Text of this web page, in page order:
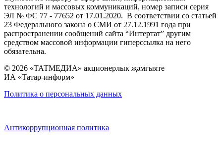
технологий и массовых коммуникаций, номер записи серия
ЭЛ № ФС 77 - 77652 от 17.01.2020. В соответствии со статьей
23 Федерального закона о СМИ от 27.12.1991 года при
распространении сообщений сайта “Интертат” другим
средством массовой информации гиперссылка на него
обязательна.
© 2026 «ТАТМЕДИА» акционерлык җәмгыяте
ИА «Татар-информ»
Политика о персональных данных
Антикоррупционная политика